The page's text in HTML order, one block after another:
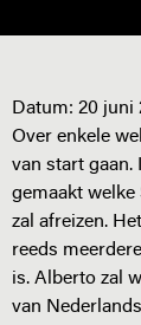
Datum: 20 juni
Over enkele
van start gaan.
gemaakt welke
zal afreizen.
reeds
is. Alberto zal
van